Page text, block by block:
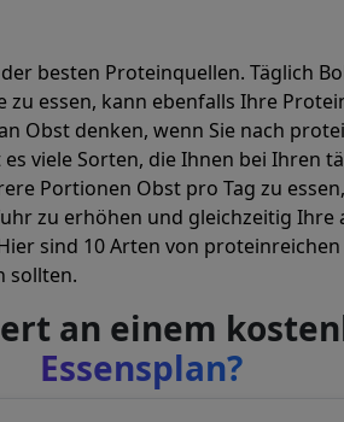
besten Proteinquellen. Täglich
zu essen, kann ebenfalls Ihre
Obst denken, wenn Sie nach
viele Sorten, die Ihnen bei Ihren
Portionen Obst pro Tag zu
zu erhöhen und gleichzeitig Ihre
sind 10 Arten von proteinreichen
sollten.
an einem
Essensplan?